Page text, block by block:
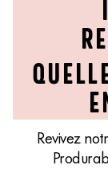
Revivez